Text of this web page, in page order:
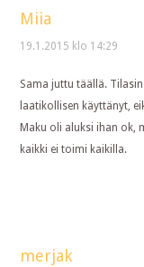
Miia
19.1.2015 klo 14:29
Sama juttu täällä.
laatikollisen käyttänyt,
Maku oli aluksi ihan ok,
kaikki ei toimi kaikilla.
merjak